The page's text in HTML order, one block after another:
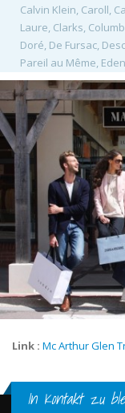
Calvin Klein, Caroll,
Laure, Clarks,
Doré, De Fursac,
Pareil au Même,
Fossil, Furla,
Guess, Guy
Bourget, Izac, Jacadi,
Lacoste, Lafuma,
Temps des Cerises,
Maje, Manfield,
Mexx, Moda vista,
O'Neil, Orcanta,
Lauren, Puma,
Salamander,
Blanco,
Tara Jarmon, The
des Vosges, Watch
Link : Mc Arthur Glen
In Kontakt zu